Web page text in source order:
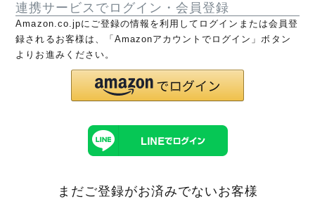
連携サービスでログイン・会員登録
Amazon.co.jpにご登録の情報を利用してログインまたは会員登
録されるお客様は、「Amazonアカウントでログイン」ボタン
よりお進みください。
まだご登録がお済みでないお客様